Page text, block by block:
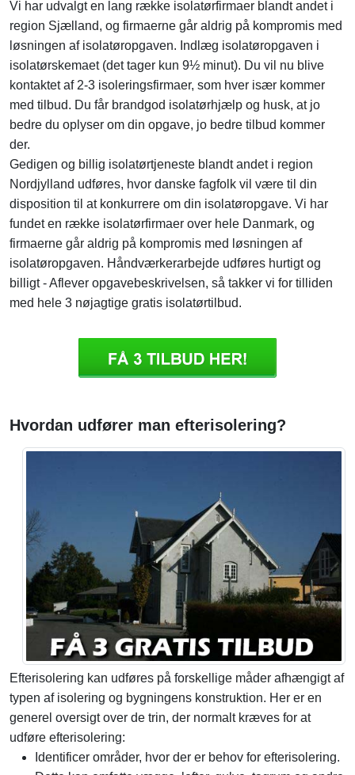
Vi har udvalgt en lang række isolatørfirmaer blandt andet i
region Sjælland, og firmaerne går aldrig på kompromis med
løsningen af isolatøropgaven. Indlæg isolatøropgaven i
isolatørskemaet (det tager kun 9½ minut). Du vil nu blive
kontaktet af 2-3 isoleringsfirmaer, som hver især kommer
med tilbud. Du får brandgod isolatørhjælp og husk, at jo
bedre du oplyser om din opgave, jo bedre tilbud kommer
der.
Gedigen og billig isolatørtjeneste blandt andet i region
Nordjylland udføres, hvor danske fagfolk vil være til din
disposition til at konkurrere om din isolatøropgave. Vi har
fundet en række isolatørfirmaer over hele Danmark, og
firmaerne går aldrig på kompromis med løsningen af
isolatøropgaven. Håndværkerarbejde udføres hurtigt og
billigt - Aflever opgavebeskrivelsen, så takker vi for tilliden
med hele 3 nøjagtige gratis isolatørtilbud.
Hvordan udfører man efterisolering?
Efterisolering kan udføres på forskellige måder afhængigt af
typen af isolering og bygningens konstruktion. Her er en
generel oversigt over de trin, der normalt kræves for at
udføre efterisolering:
Identificer områder, hvor der er behov for efterisolering.